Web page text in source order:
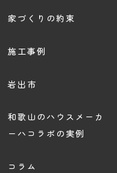
家づくりの約束
施工事例
岩出市
和歌山のハウスメーカ
ーハコラボの実例
コラム